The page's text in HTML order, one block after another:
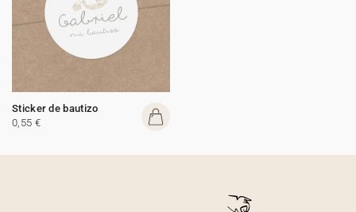
Sticker de bautizo
0,55 €